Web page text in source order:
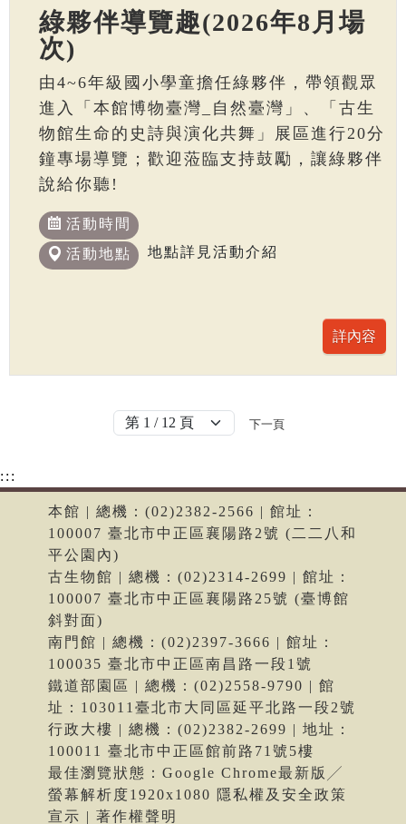
綠夥伴導覽趣(2026年8月場
次)
由4~6年級國小學童擔任綠夥伴，帶領觀眾
進入「本館博物臺灣_自然臺灣」、「古生
物館生命的史詩與演化共舞」展區進行20分
鐘專場導覽；歡迎蒞臨支持鼓勵，讓綠夥伴
說給你聽!
活動時間
活動地點
地點詳見活動介紹
下一頁
:::
本館 | 總機：(02)2382-2566 | 館址：
100007 臺北市中正區襄陽路2號 (二二八和
平公園內)
古生物館 | 總機：(02)2314-2699 | 館址：
100007 臺北市中正區襄陽路25號 (臺博館
斜對面)
南門館 | 總機：(02)2397-3666 | 館址：
100035 臺北市中正區南昌路一段1號
鐵道部園區 | 總機：(02)2558-9790 | 館
址：103011臺北市大同區延平北路一段2號
行政大樓 | 總機：(02)2382-2699 | 地址：
100011 臺北市中正區館前路71號5樓
最佳瀏覽狀態：Google Chrome最新版╱
螢幕解析度1920x1080 隱私權及安全政策
宣示 | 著作權聲明